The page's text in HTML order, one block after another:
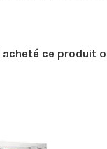
ce produit